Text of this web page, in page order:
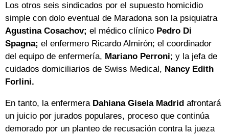
Los otros seis sindicados por el supuesto homicidio
simple con dolo eventual de Maradona son la psiquiatra
Agustina Cosachov; el médico clínico Pedro Di
Spagna; el enfermero Ricardo Almirón; el coordinador
del equipo de enfermería, Mariano Perroni; y la jefa de
cuidados domiciliarios de Swiss Medical, Nancy Edith
Forlini.
En tanto, la enfermera Dahiana Gisela Madrid afrontará
un juicio por jurados populares, proceso que continúa
demorado por un planteo de recusación contra la jueza